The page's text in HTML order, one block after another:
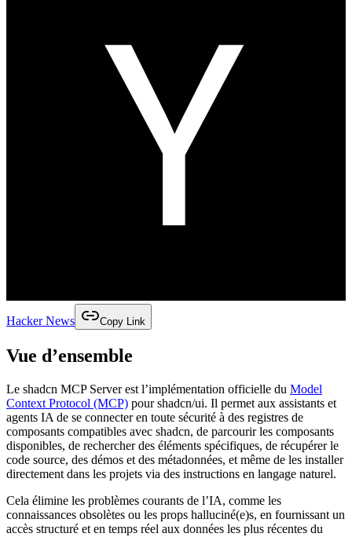
Hacker News Copy Link
Vue d’ensemble
Le shadcn MCP Server est l’implémentation officielle du Model
Context Protocol (MCP) pour shadcn/ui. Il permet aux assistants et
agents IA de se connecter en toute sécurité à des registres de
composants compatibles avec shadcn, de parcourir les composants
disponibles, de rechercher des éléments spécifiques, de récupérer le
code source, des démos et des métadonnées, et même de les installer
directement dans les projets via des instructions en langage naturel.
Cela élimine les problèmes courants de l’IA, comme les
connaissances obsolètes ou les props halluciné(e)s, en fournissant un
accès structuré et en temps réel aux données les plus récentes du